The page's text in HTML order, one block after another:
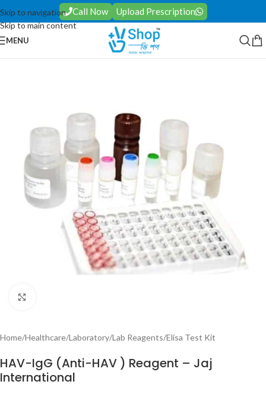
Skip to navigation
Skip to main content
Call Now Upload Prescription
MENU
Home/Healthcare/Laboratory/Lab Reagents/Elisa Test Kit
HAV-IgG (Anti-HAV ) Reagent – Jaj
International